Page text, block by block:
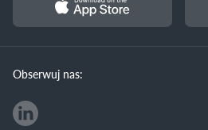
Obserwuj nas: